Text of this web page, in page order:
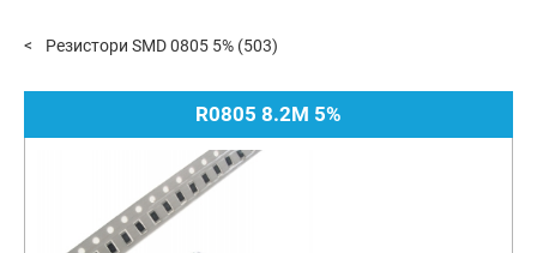
Резистори SMD 0805 5% (503)
R0805 8.2M 5%